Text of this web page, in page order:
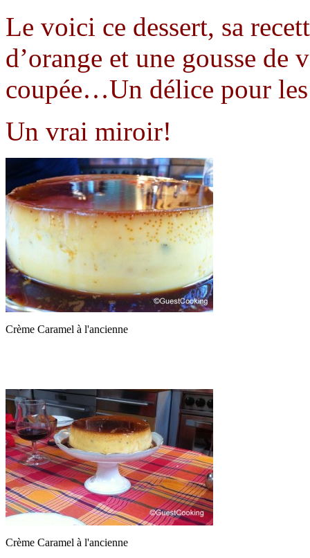
Le voici ce dessert, sa
d’orange et une gousse
coupée…Un délice pour
Un vrai miroir!
Crème Caramel à l'ancienne
Crème Caramel à l'ancienne